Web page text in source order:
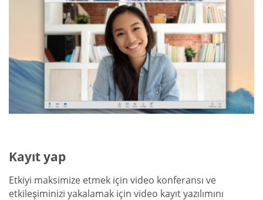
Kayıt yap
Etkiyi maksimize etmek için video konferansı ve
etkileşiminizi yakalamak için video kayıt yazılımını